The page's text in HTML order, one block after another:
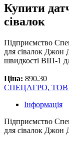
Купити
сівалок
Підприємство
для сівалок
швидкості ВІП-1
Ціна: 890.30
СПЕЦАГРО, ТОВ -
Інформація
Підприємство
для сівалок Джон